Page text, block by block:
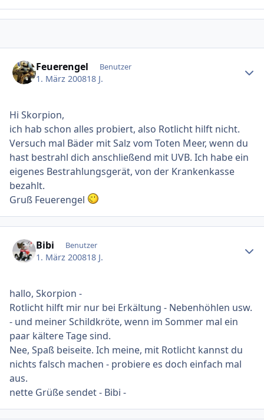
Feuerengel Benutzer
1. März 200818 J.
Hi Skorpion,
ich hab schon alles probiert, also Rotlicht hilft nicht.
Versuch mal Bäder mit Salz vom Toten Meer, wenn du
hast bestrahl dich anschließend mit UVB. Ich habe ein
eigenes Bestrahlungsgerät, von der Krankenkasse
bezahlt.
Gruß Feuerengel
Bibi Benutzer
1. März 200818 J.
hallo, Skorpion -
Rotlicht hilft mir nur bei Erkältung - Nebenhöhlen usw.
- und meiner Schildkröte, wenn im Sommer mal ein
paar kältere Tage sind.
Nee, Spaß beiseite. Ich meine, mit Rotlicht kannst du
nichts falsch machen - probiere es doch einfach mal
aus.
nette Grüße sendet - Bibi -